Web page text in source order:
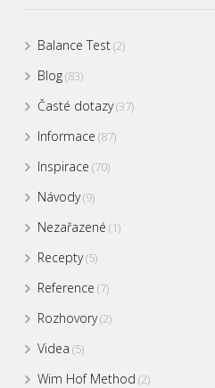
Balance Test(2)
Blog(83)
Časté dotazy(37)
Informace (87)
Inspirace (70)
Návody(9)
Nezařazené (1)
Recepty(5)
Reference (7)
Rozhovory(2)
Videa (5)
Wim Hof Method (2)